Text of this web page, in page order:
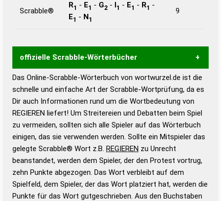
Scrabble®
R1 - E1 - G2 - I1 - E1 - R1 -
E1 - N1
9
offizielle Scrabble-Wörterbücher
Wortwurzel liefert mit Hilfe eines semantischen
Wortanalyse-Algorithmus gute Anhaltspunkte zu
Wortbedeutung, Worttrennung und Wortform, um die
Gültigkeit eines Wortes für das Scrabble-Spiel zu
bestimmen!
zugelassene Turnier Scrabble-
Wörterbücher sind:
Duden – Standardwerk in 12 Bänden
Duden – Richtiges und gutes
Deutsch
Das Online-Scrabble-Wörterbuch von wortwurzel.de ist die
schnelle und einfache Art der Scrabble-Wortprüfung, da es
Dir auch Informationen rund um die Wortbedeutung von
REGIEREN liefert! Um Streitereien und Debatten beim Spiel
zu vermeiden, sollten sich alle Spieler auf das Wörterbuch
einigen, das sie verwenden werden. Sollte ein Mitspieler das
gelegte Scrabble® Wort z.B. REGIEREN zu Unrecht
beanstandet, werden dem Spieler, der den Protest vortrug,
zehn Punkte abgezogen. Das Wort verbleibt auf dem
Spielfeld, dem Spieler, der das Wort platziert hat, werden die
Punkte für das Wort gutgeschrieben. Aus den Buchstaben